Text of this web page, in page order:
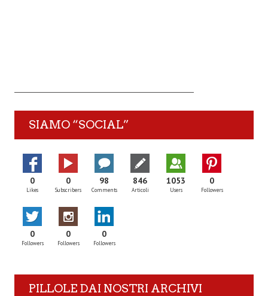
SIAMO “SOCIAL”
0
Likes
0
Subscribers
98
Comments
846
Articoli
1053
Users
0
Followers
0
Followers
0
Followers
0
Followers
PILLOLE DAI NOSTRI ARCHIVI